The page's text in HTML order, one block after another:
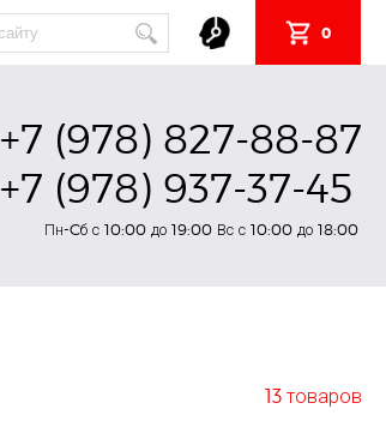
0
+7 (978) 827-88-87
+7 (978) 937-37-45
Пн-Cб с 10:00 до 19:00 Вс с 10:00 до 18:00
13 товаров